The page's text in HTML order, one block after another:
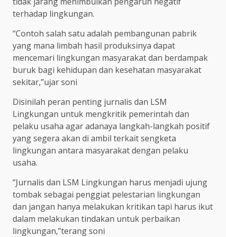
terhadap lingkungan.
“Contoh salah satu adalah pembangunan pabrik
yang mana limbah hasil produksinya dapat
mencemari lingkungan masyarakat dan berdampak
buruk bagi kehidupan dan kesehatan masyarakat
sekitar,”ujar soni
Disinilah peran penting jurnalis dan LSM
Lingkungan untuk mengkritik pemerintah dan
pelaku usaha agar adanaya langkah-langkah positif
yang segera akan di ambil terkait sengketa
lingkungan antara masyarakat dengan pelaku
usaha.
“Jurnalis dan LSM Lingkungan harus menjadi ujung
tombak sebagai penggiat pelestarian lingkungan
dan jangan hanya melakukan kritikan tapi harus ikut
dalam melakukan tindakan untuk perbaikan
lingkungan,”terang soni